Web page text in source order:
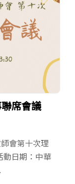
席會議
會第十次理
動日期：中華